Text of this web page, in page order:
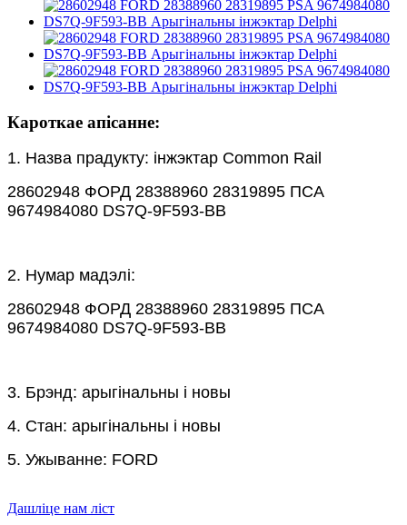
Кароткае апісанне:
1. Назва прадукту: інжэктар Common Rail
28602948 ФОРД 28388960 28319895 ПСА
9674984080 DS7Q-9F593-BB
2. Нумар мадэлі:
28602948 ФОРД 28388960 28319895 ПСА
9674984080 DS7Q-9F593-BB
3. Брэнд: арыгінальны і новы
4. Стан: арыгінальны і новы
5. Ужыванне: FORD
Дашліце нам ліст